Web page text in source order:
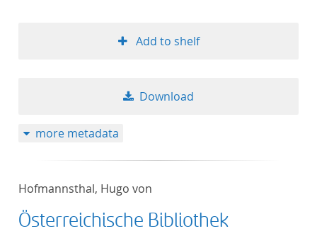
Add to shelf
Download
more metadata
Hofmannsthal, Hugo von
Österreichische Bibliothek